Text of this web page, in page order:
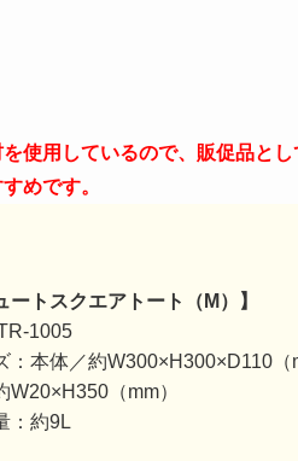
使用しているので、販促品とし
めです。
ートスクエアトート（M）】
1005
：本体／約W300×H300×D110（
W20×H350（mm）
約9L